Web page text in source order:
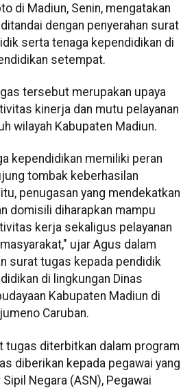
di Madiun, Senin, mengatakan
dengan penyerahan surat
serta tenaga kependidikan di
setempat.
tersebut merupakan upaya
kinerja dan mutu pelayanan
wilayah Kabupaten Madiun.
kependidikan memiliki peran
tombak keberhasilan
penugasan yang mendekatkan
domisili diharapkan mampu
kerja sekaligus pelayanan
ujar Agus dalam
surat tugas kepada pendidik
di lingkungan Dinas
Kabupaten Madiun di
Caruban.
tugas diterbitkan dalam program
diberikan kepada pegawai yang
Negara (ASN), Pegawai